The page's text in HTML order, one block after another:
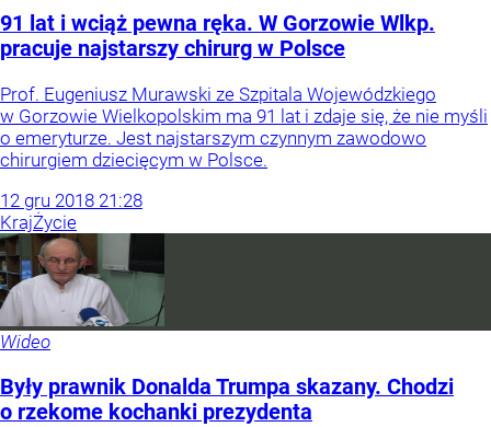
91 lat i wciąż pewna ręka. W Gorzowie Wlkp.
pracuje najstarszy chirurg w Polsce
Prof. Eugeniusz Murawski ze Szpitala Wojewódzkiego
w Gorzowie Wielkopolskim ma 91 lat i zdaje się, że nie myśli
o emeryturze. Jest najstarszym czynnym zawodowo
chirurgiem dziecięcym w Polsce.
12 gru 2018 21:28
KrajŻycie
Wideo
Były prawnik Donalda Trumpa skazany. Chodzi
o rzekome kochanki prezydenta